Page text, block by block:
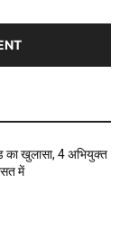
का खुलासा, 4 अभियुक्त
में